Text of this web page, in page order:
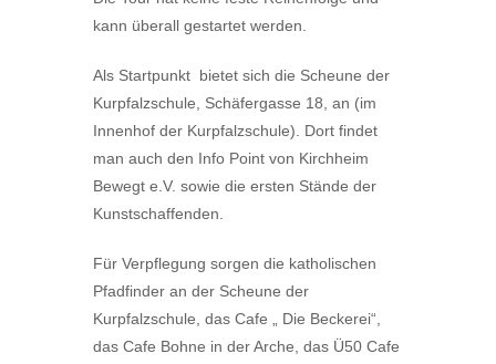
kann überall gestartet werden.
Als Startpunkt bietet sich die Scheune der
Kurpfalzschule, Schäfergasse 18, an (im
Innenhof der Kurpfalzschule). Dort findet
man auch den Info Point von Kirchheim
Bewegt e.V. sowie die ersten Stände der
Kunstschaffenden.
Für Verpflegung sorgen die katholischen
Pfadfinder an der Scheune der
Kurpfalzschule, das Cafe „ Die Beckerei“,
das Cafe Bohne in der Arche, das Ü50 Cafe